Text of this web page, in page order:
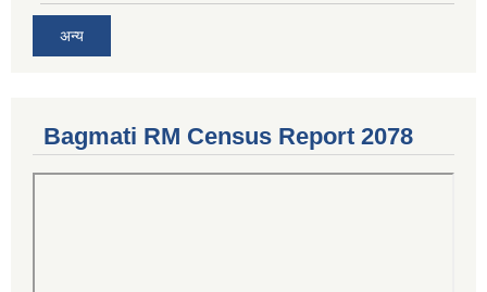
अन्य
Bagmati RM Census Report 2078